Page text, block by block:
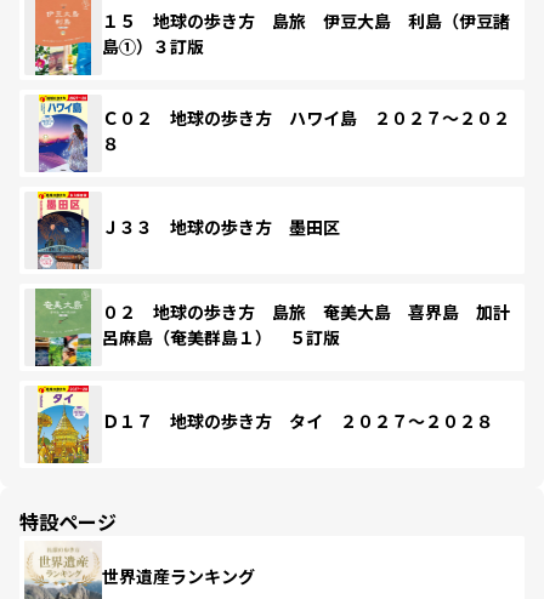
１５ 地球の歩き方 島旅 伊豆大島 利島（伊豆諸
島①）３訂版
Ｃ０２ 地球の歩き方 ハワイ島 ２０２７～２０２
８
Ｊ３３ 地球の歩き方 墨田区
０２ 地球の歩き方 島旅 奄美大島 喜界島 加計
呂麻島（奄美群島１） ５訂版
Ｄ１７ 地球の歩き方 タイ ２０２７～２０２８
特設ページ
世界遺産ランキング